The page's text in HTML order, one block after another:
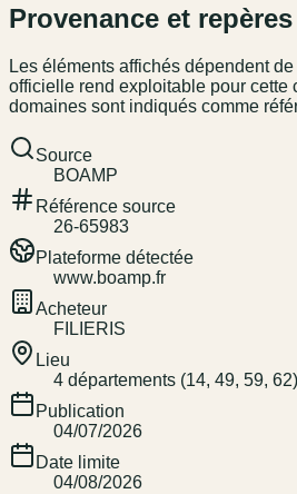
Provenance et
Les éléments affichés dépendent
officielle rend exploitable pour cette
domaines sont indiqués comme
Source
BOAMP
Référence source
26-65983
Plateforme détectée
www.boamp.fr
Acheteur
FILIERIS
Lieu
4 départements (14, 49, 59, 62)
Publication
04/07/2026
Date limite
04/08/2026